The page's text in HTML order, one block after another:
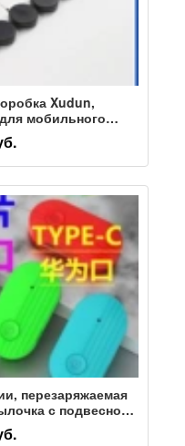
Xudun,
мобильного
веревки в
коробка для
для хранения
перезаряжаемая
с подвесной
водой,
производитель